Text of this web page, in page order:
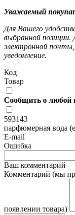
Уважаемый
Для Вашего
выбранной позиции.
электронной
уведомление.
Код
Товар
Сообщить о любой
593143
парфюмерная вода
E-mail
Ошибка
Ваш комментарий
Комментарий (мы
появлении товара)